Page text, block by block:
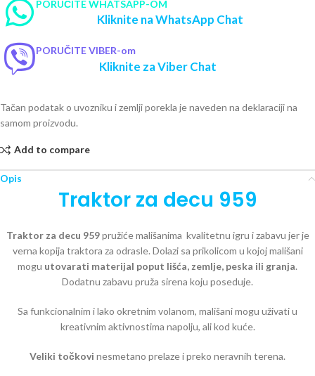
PORUČITE WHATSAPP-OM
Kliknite na WhatsApp Chat
PORUČITE VIBER-om
Kliknite za Viber Chat
Tačan podatak o uvozniku i zemlji porekla je naveden na deklaraciji na
samom proizvodu.
Add to compare
Opis
Traktor za decu 959
Traktor za decu 959pružiće mališanima kvalitetnu igru i zabavu jer je
verna kopija traktora za odrasle. Dolazi sa prikolicom u kojoj mališani
mogu utovarati materijal poput lišća, zemlje, peska ili granja.
Dodatnu zabavu pruža sirena koju poseduje.
Sa funkcionalnim i lako okretnim volanom, mališani mogu uživati u
kreativnim aktivnostima napolju, ali kod kuće.
Veliki točkovi nesmetano prelaze i preko neravnih terena.